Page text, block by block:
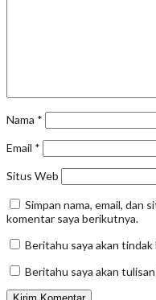
Nama *
Email *
Situs Web
Simpan nama, email, dan
komentar saya berikutnya.
Beritahu saya akan
Beritahu saya akan